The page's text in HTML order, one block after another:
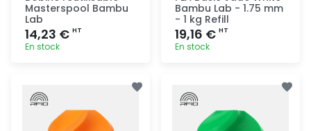
Masterspool Bambu
Lab
14,23 € HT
En stock
Bambu Lab - 1.75 mm
- 1 kg Refill
19,16 € HT
En stock